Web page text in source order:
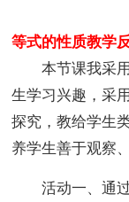
等式的性质教学
本节课我采用
生学习兴趣，采
探究，教给学生
养学生善于观察
活动一、通过